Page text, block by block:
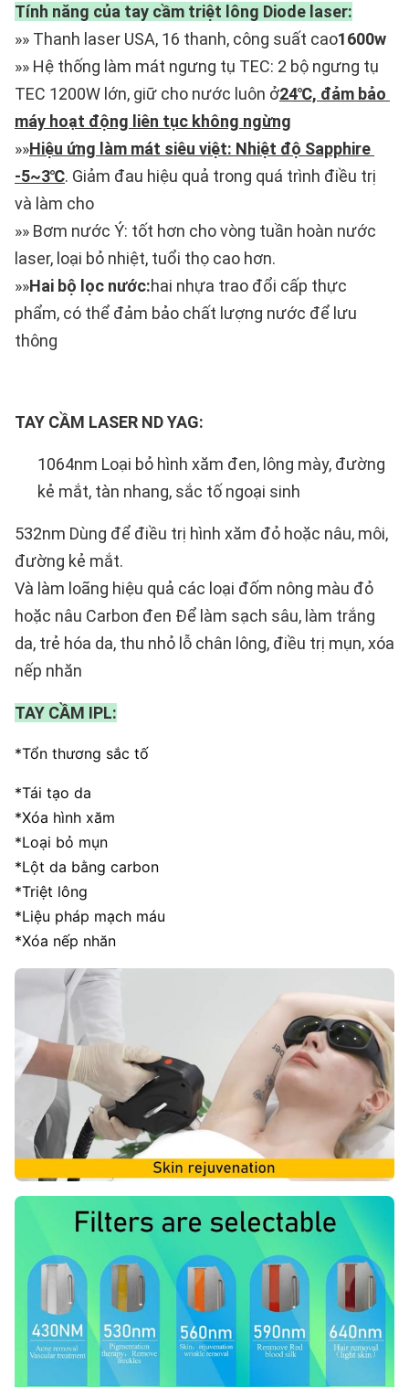
Tính năng của tay cầm triệt lông Diode laser:
»» Thanh laser USA, 16 thanh, công suất cao1600w
»» Hệ thống làm mát ngưng tụ TEC: 2 bộ ngưng tụ
TEC 1200W lớn, giữ cho nước luôn ở24℃, đảm bảo
máy hoạt động liên tục không ngừng
»»Hiệu ứng làm mát siêu việt: Nhiệt độ Sapphire
-5~3℃. Giảm đau hiệu quả trong quá trình điều trị
và làm cho
»» Bơm nước Ý: tốt hơn cho vòng tuần hoàn nước
laser, loại bỏ nhiệt, tuổi thọ cao hơn.
»»Hai bộ lọc nước:hai nhựa trao đổi cấp thực
phẩm, có thể đảm bảo chất lượng nước để lưu
thông
TAY CẦM LASER ND YAG:
1064nm Loại bỏ hình xăm đen, lông mày, đường
kẻ mắt, tàn nhang, sắc tố ngoại sinh
532nm Dùng để điều trị hình xăm đỏ hoặc nâu, môi,
đường kẻ mắt.
Và làm loãng hiệu quả các loại đốm nông màu đỏ
hoặc nâu Carbon đen Để làm sạch sâu, làm trắng
da, trẻ hóa da, thu nhỏ lỗ chân lông, điều trị mụn, xóa
nếp nhăn
TAY CẦM IPL:
*Tổn thương sắc tố
*Tái tạo da
*Xóa hình xăm
*Loại bỏ mụn
*Lột da bằng carbon
*Triệt lông
*Liệu pháp mạch máu
*Xóa nếp nhăn